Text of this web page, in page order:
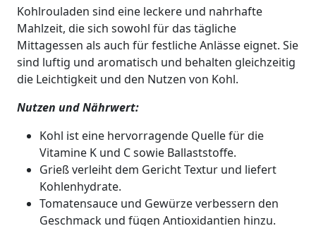
Kohlrouladen sind eine leckere und nahrhafte
Mahlzeit, die sich sowohl für das tägliche
Mittagessen als auch für festliche Anlässe eignet. Sie
sind luftig und aromatisch und behalten gleichzeitig
die Leichtigkeit und den Nutzen von Kohl.
Nutzen und Nährwert:
Kohl ist eine hervorragende Quelle für die
Vitamine K und C sowie Ballaststoffe.
Grieß verleiht dem Gericht Textur und liefert
Kohlenhydrate.
Tomatensauce und Gewürze verbessern den
Geschmack und fügen Antioxidantien hinzu.